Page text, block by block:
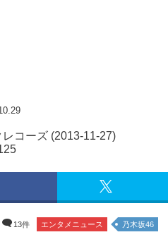
コーズ (2013-11-27)
13件 エンタメニュース 乃木坂46